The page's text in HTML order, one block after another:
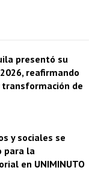
presentó su
reafirmando
transformación de
y sociales se
para la
en UNIMINUTO